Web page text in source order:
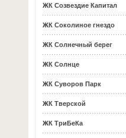
ЖК Созвездие Капитал
ЖК Соколиное гнездо
ЖК Солнечный берег
ЖК Солнце
ЖК Суворов Парк
ЖК Тверской
ЖК ТриБеКа